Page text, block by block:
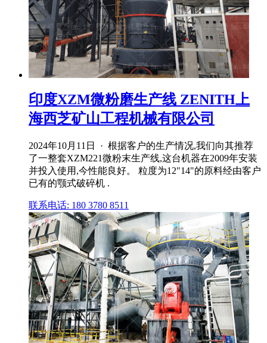
印度XZM微粉磨生产线 ZENITH上
海西芝矿山工程机械有限公司
2024年10月11日 · 根据客户的生产情况,我们向其推荐
了一整套XZM221微粉末生产线,这台机器在2009年安装
并投入使用,今性能良好。 粒度为12"14"的原料经由客户
已有的颚式破碎机 .
联系电话: 180 3780 8511